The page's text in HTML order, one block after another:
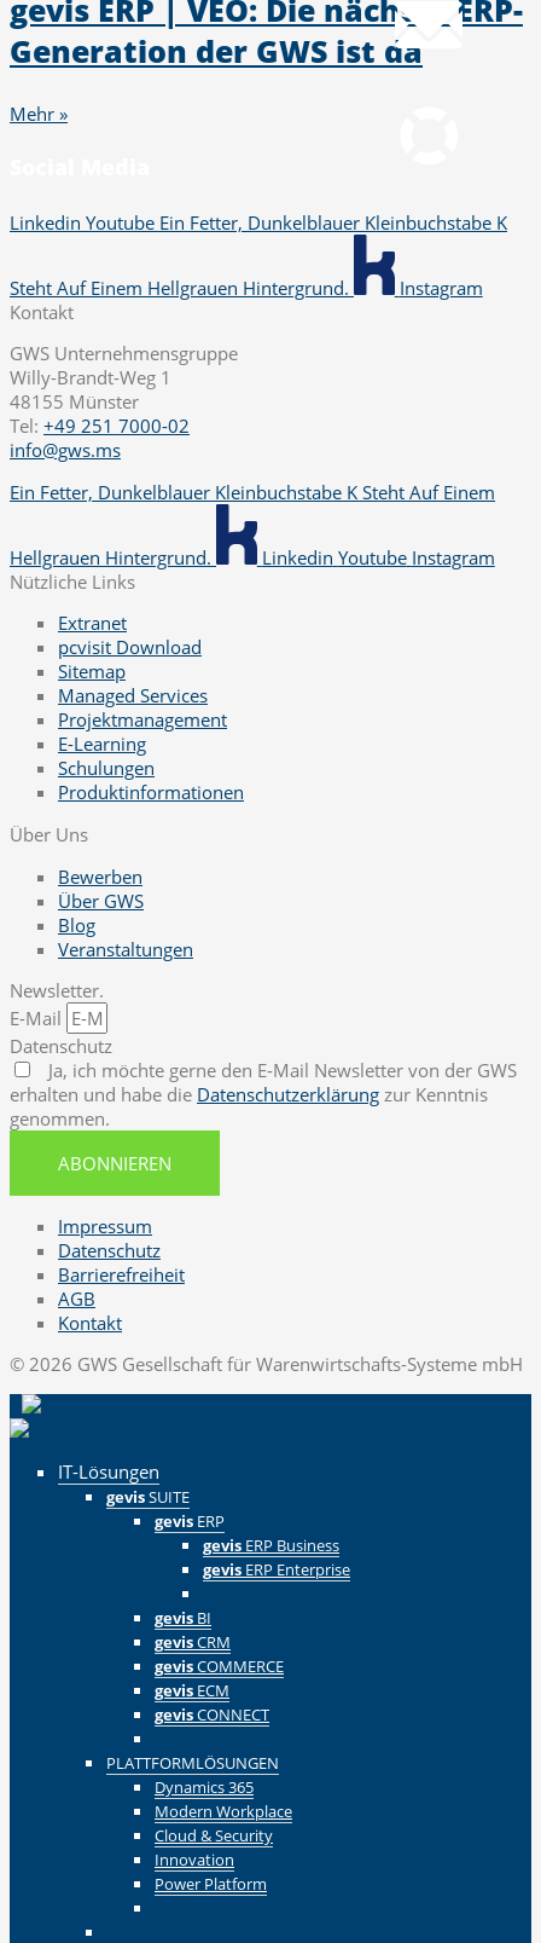
Fernwartung
gevis ERP | VEO: Die nächste ERP-
Generation der GWS ist da
Mehr »
Linkedin Youtube Ein Fetter, Dunkelblauer Kleinbuchstabe K
Steht Auf Einem Hellgrauen Hintergrund.
Instagram
Kontakt
GWS Unternehmensgruppe
Willy-Brandt-Weg 1
48155 Münster
Tel: +49 251 7000-02
info@gws.ms
Ein Fetter, Dunkelblauer Kleinbuchstabe K Steht Auf Einem
Hellgrauen Hintergrund. Linkedin Youtube Instagram
Nützliche Links
Extranet
pcvisit Download
Sitemap
Managed Services
Projektmanagement
E-Learning
Schulungen
Produktinformationen
Über Uns
Bewerben
Über GWS
Blog
Veranstaltungen
Newsletter.
E-Mail
Datenschutz
Ja, ich möchte gerne den E-Mail Newsletter von der GWS
erhalten und habe die Datenschutzerklärung zur Kenntnis
genommen.
ABONNIEREN
Impressum
Datenschutz
Barrierefreiheit
AGB
Kontakt
© 2026 GWS Gesellschaft für Warenwirtschafts-Systeme mbH
IT-Lösungen
gevisSUITE
gevis ERP
gevis ERP Business
gevis ERP Enterprise
gevis BI
gevisCRM
gevisCOMMERCE
gevis ECM
gevisCONNECT
PLATTFORMLÖSUNGEN
Dynamics 365
Modern Workplace
Cloud & Security
Innovation
Power Platform